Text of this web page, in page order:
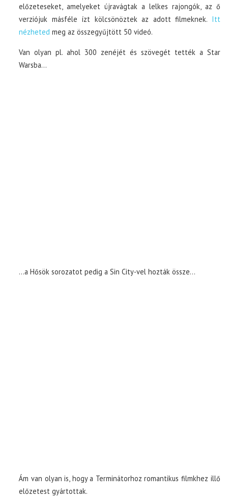
előzeteseket, amelyeket újravágtak a lelkes rajongók, az ő
verziójuk másféle ízt kölcsönöztek az adott filmeknek. Itt
nézheted meg az összegyűjtött 50 videó.
Van olyan pl. ahol 300 zenéjét és szövegét tették a Star
Warsba…
…a Hősök sorozatot pedig a Sin City-vel hozták össze…
Ám van olyan is, hogy a Terminátorhoz romantikus filmkhez illő
előzetest gyártottak.